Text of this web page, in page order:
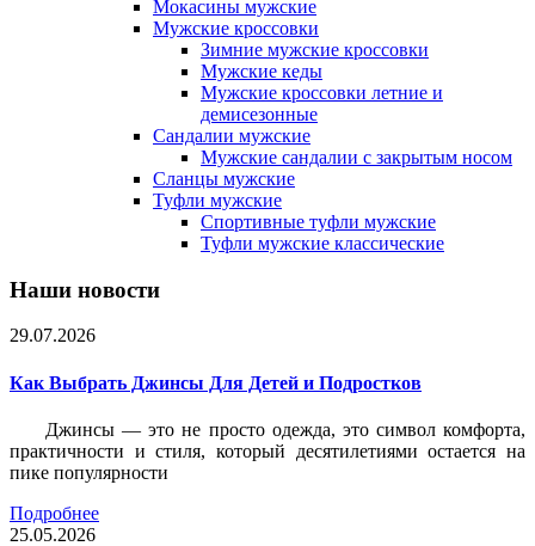
Мокасины мужские
Мужские кроссовки
Зимние мужские кроссовки
Мужские кеды
Мужские кроссовки летние и
демисезонные
Сандалии мужские
Мужские сандалии с закрытым носом
Сланцы мужские
Туфли мужские
Спортивные туфли мужские
Туфли мужские классические
Наши новости
29.07.2026
Как Выбрать Джинсы Для Детей и Подростков
Джинсы — это не просто одежда, это символ комфорта,
практичности и стиля, который десятилетиями остается на
пике популярности
Подробнее
25.05.2026